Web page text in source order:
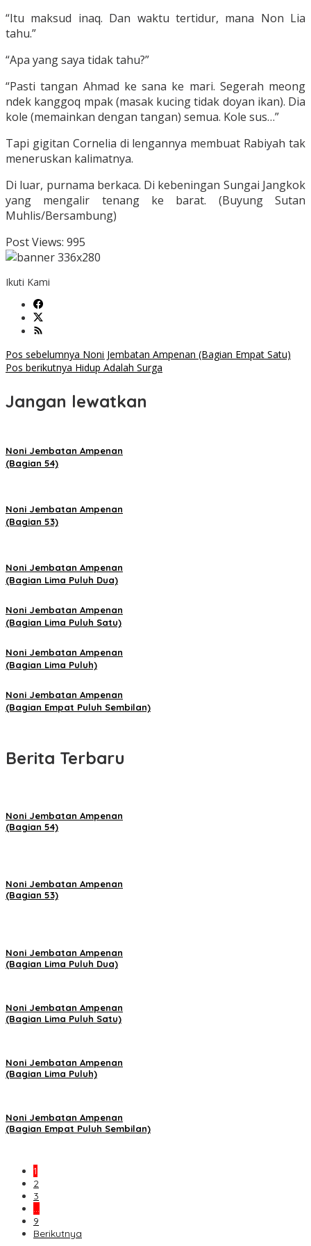
“Itu maksud inaq. Dan waktu tertidur, mana Non Lia
tahu.”
“Apa yang saya tidak tahu?”
“Pasti tangan Ahmad ke sana ke mari. Segerah meong
ndek kanggoq mpak (masak kucing tidak doyan ikan). Dia
kole (memainkan dengan tangan) semua. Kole sus…”
Tapi gigitan Cornelia di lengannya membuat Rabiyah tak
meneruskan kalimatnya.
Di luar, purnama berkaca. Di kebeningan Sungai Jangkok
yang mengalir tenang ke barat. (Buyung Sutan
Muhlis/Bersambung)
Post Views: 995
Ikuti Kami
Navigasi
Pos sebelumnya Noni Jembatan Ampenan (Bagian Empat Satu)
Pos berikutnya Hidup Adalah Surga
Jangan lewatkan
Noni Jembatan Ampenan
(Bagian 54)
Noni Jembatan Ampenan
(Bagian 53)
Noni Jembatan Ampenan
(Bagian Lima Puluh Dua)
Noni Jembatan Ampenan
(Bagian Lima Puluh Satu)
Noni Jembatan Ampenan
(Bagian Lima Puluh)
Noni Jembatan Ampenan
(Bagian Empat Puluh Sembilan)
Berita Terbaru
Noni Jembatan Ampenan
(Bagian 54)
Noni Jembatan Ampenan
(Bagian 53)
Noni Jembatan Ampenan
(Bagian Lima Puluh Dua)
Noni Jembatan Ampenan
(Bagian Lima Puluh Satu)
Noni Jembatan Ampenan
(Bagian Lima Puluh)
Noni Jembatan Ampenan
(Bagian Empat Puluh Sembilan)
1
2
3
…
9
Berikutnya